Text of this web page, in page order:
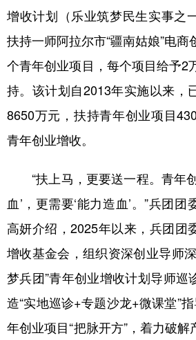
English Español
Русский язык 日
Deutsch Português
增收计划（乐业筑梦民生实事之
扶持一师阿拉尔市“疆南姑娘”电
个青年创业项目，每个项目给予2
持。该计划自2013年实施以来，
8650万元，扶持青年创业项目
青年创业增收。
“扶上马，更要送一程。青年
血’，更需要‘能力造血’。”兵团
高妍介绍，2025年以来，兵团团
增收基金会，组织资深创业导师
梦兵团”青年创业增收计划导师巡
造“实地巡诊+专题沙龙+微课堂”
年创业项目“把脉开方”，着力破